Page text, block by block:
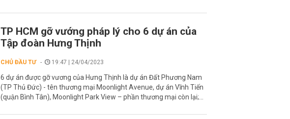
TP HCM gỡ vướng pháp lý cho 6 dự án của
Tập đoàn Hưng Thịnh
CHỦ ĐẦU TƯ 19:47 | 24/04/2023
6 dự án được gỡ vương của Hưng Thịnh là dự án Đất Phương Nam
(TP Thủ Đức) - tên thương mại Moonlight Avenue, dự án Vĩnh Tiến
(quận Bình Tân), Moonlight Park View – phần thương mại còn lại;...